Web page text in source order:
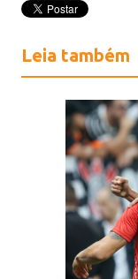
Leia também